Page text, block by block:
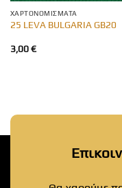
ΧΑΡΤΟΝΟΜΊΣΜΑΤΑ
25 LEVA BULGARIA GB20
3,00€